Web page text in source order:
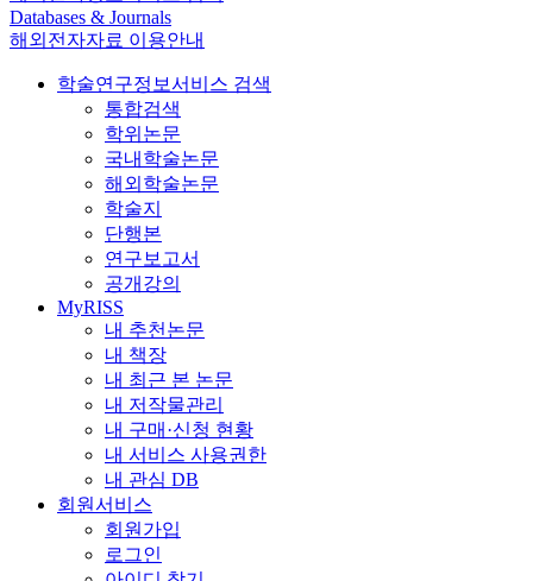
Databases & Journals
해외전자자료 이용안내
학술연구정보서비스 검색
통합검색
학위논문
국내학술논문
해외학술논문
학술지
단행본
연구보고서
공개강의
MyRISS
내 추천논문
내 책장
내 최근 본 논문
내 저작물관리
내 구매·신청 현황
내 서비스 사용권한
내 관심 DB
회원서비스
회원가입
로그인